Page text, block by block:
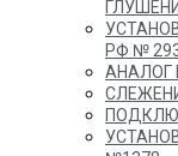
РФ №
АНАЛОГ